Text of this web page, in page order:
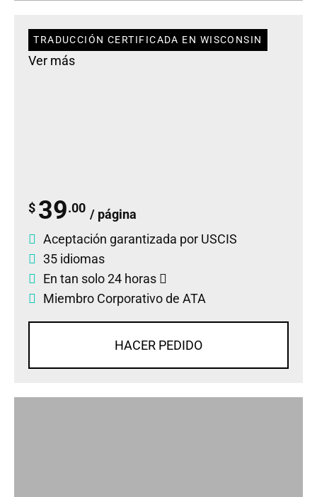
TRADUCCIÓN CERTIFICADA EN WISCONSIN
Ver más
$ 39.00 / página
Aceptación garantizada por USCIS
35 idiomas
En tan solo 24 horas
Miembro Corporativo de ATA
HACER PEDIDO